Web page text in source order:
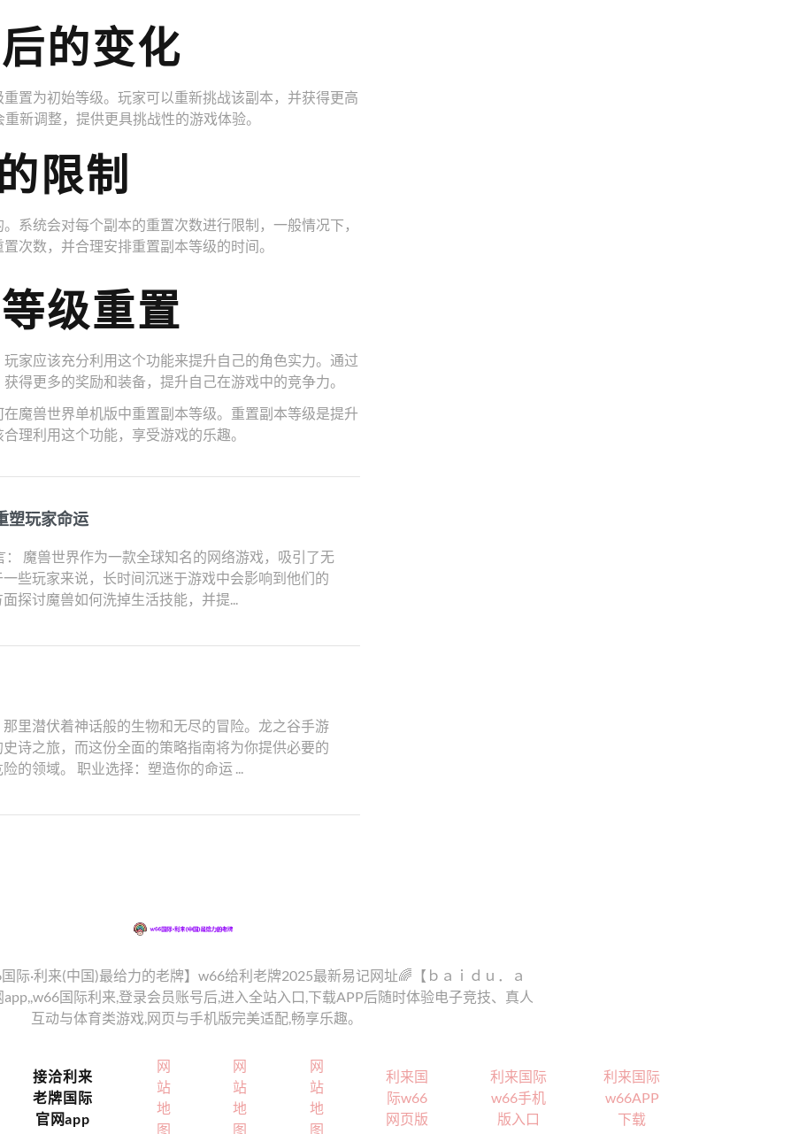
的变化
置为初始等级。玩家可以重新挑战该副本，并获得更高
新调整，提供更具挑战性的游戏体验。
限制
系统会对每个副本的重置次数进行限制，一般情况下，
次数，并合理安排重置副本等级的时间。
级重置
家应该充分利用这个功能来提升自己的角色实力。通过
得更多的奖励和装备，提升自己在游戏中的竞争力。
魔兽世界单机版中重置副本等级。重置副本等级是提升
理利用这个功能，享受游戏的乐趣。
塑玩家命运
： 魔兽世界作为一款全球知名的网络游戏，吸引了无
些玩家来说，长时间沉迷于游戏中会影响到他们的
探讨魔兽如何洗掉生活技能，并提...
里潜伏着神话般的生物和无尽的冒险。龙之谷手游
诗之旅，而这份全面的策略指南将为你提供必要的
的领域。 职业选择：塑造你的命运 ...
国际·利来(中国)最给力的老牌】w66给利老牌2025最新易记网址🌈【ｂａｉｄｕ．ａ
app,,w66国际利来,登录会员账号后,进入全站入口,下载APP后随时体验电子竞技、真人
互动与体育类游戏,网页与手机版完美适配,畅享乐趣。
接洽利来
老牌国际
官网app
网
站
地
图
网
站
地
图
网
站
地
图
利来国
际w66
网页版
利来国际
w66手机
版入口
利来国际
w66APP
下载